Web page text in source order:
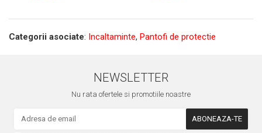
Categorii asociate: Incaltaminte, Pantofi de protectie
NEWSLETTER
Nu rata ofertele si promotiile noastre